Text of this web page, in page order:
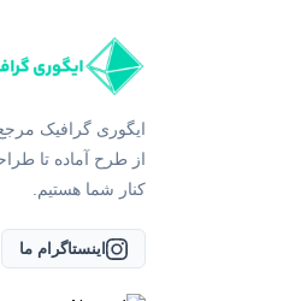
ایگوری گرافیک
از طرح آماده تا
کنار شما هستیم.
اینستاگرام ما